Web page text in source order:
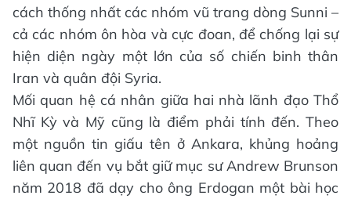
cách thống nhất các nhóm vũ trang dòng Sunni –
cả các nhóm ôn hòa và cực đoan, để chống lại sự
hiện diện ngày một lớn của số chiến binh thân
Iran và quân đội Syria.
Mối quan hệ cá nhân giữa hai nhà lãnh đạo Thổ
Nhĩ Kỳ và Mỹ cũng là điểm phải tính đến. Theo
một nguồn tin giấu tên ở Ankara, khủng hoảng
liên quan đến vụ bắt giữ mục sư Andrew Brunson
năm 2018 đã dạy cho ông Erdogan một bài học